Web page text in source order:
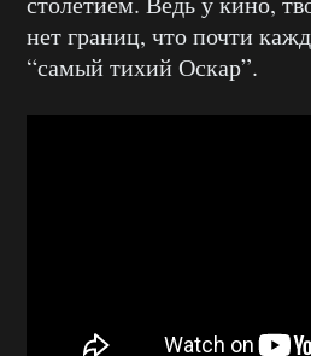
нет границ, что почти
“самый тихий Оскар”.